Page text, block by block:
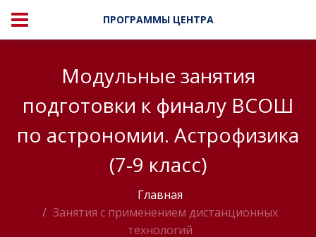
ПРОГРАММЫ ЦЕНТРА
Модульные занятия
подготовки к финалу ВСОШ
по астрономии. Астрофизика
(7-9 класс)
Главная
Занятия с применением дистанционных
технологий